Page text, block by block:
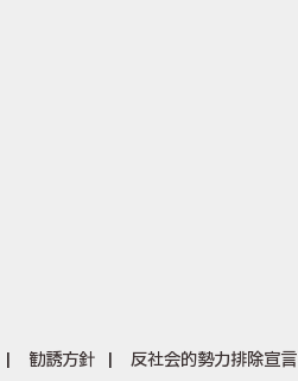
勧誘方針 反社会的勢力排除宣言